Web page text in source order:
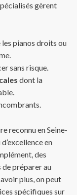
gèrent
pianos droits ou
sans risque.
dont la
reconnu en Seine-
en
des
préparer au
plus, on peut
spécifiques sur